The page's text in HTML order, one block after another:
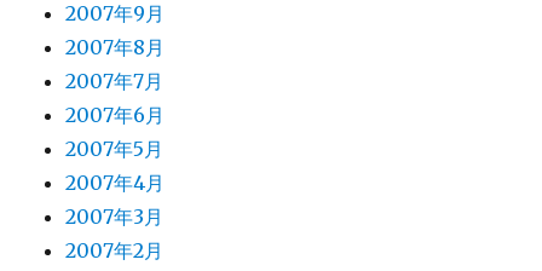
2007年9月
2007年8月
2007年7月
2007年6月
2007年5月
2007年4月
2007年3月
2007年2月